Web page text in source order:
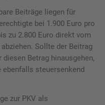
Beiträge liegen für
bei 1.900 Euro pro
zu 2.800 Euro direkt vom
Sollte der Beitrag
Betrag hinausgehen,
ebenfalls steuersenkend
zur PKV als